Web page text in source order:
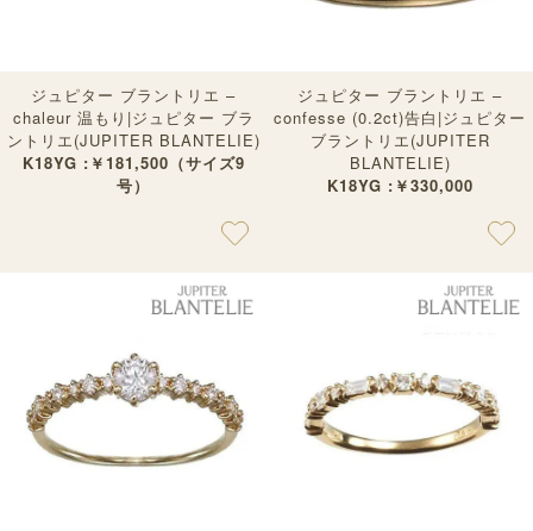
ジュピター ブラントリエ –
chaleur 温もり|ジュピター ブラ
ントリエ(JUPITER BLANTELIE)
K18YG :￥181,500（サイズ9
号）
ジュピター ブラントリエ –
confesse (0.2ct)告白|ジュピター
ブラントリエ(JUPITER
BLANTELIE)
K18YG :￥330,000